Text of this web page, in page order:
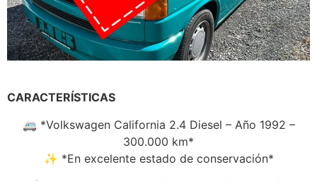
CARACTERÍSTICAS
🚐 *Volkswagen California 2.4 Diesel – Año 1992 –
300.000 km*
✨ *En excelente estado de conservación*